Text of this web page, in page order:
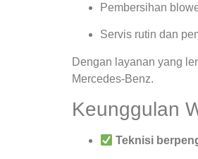
Pembersihan
Servis rutin dan
Dengan layanan yang
Mercedes-Benz.
Keunggulan
Teknisi